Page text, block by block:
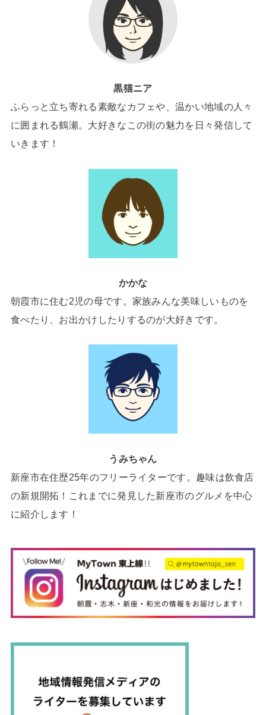
黒猫ニア
ふらっと立ち寄れる素敵なカフェや、温かい地域の人々
に囲まれる鶴瀬。大好きなこの街の魅力を日々発信して
いきます！
かかな
朝霞市に住む2児の母です。家族みんな美味しいものを
食べたり、お出かけしたりするのが大好きです。
うみちゃん
新座市在住歴25年のフリーライターです。趣味は飲食店
の新規開拓！これまでに発見した新座市のグルメを中心
に紹介します！